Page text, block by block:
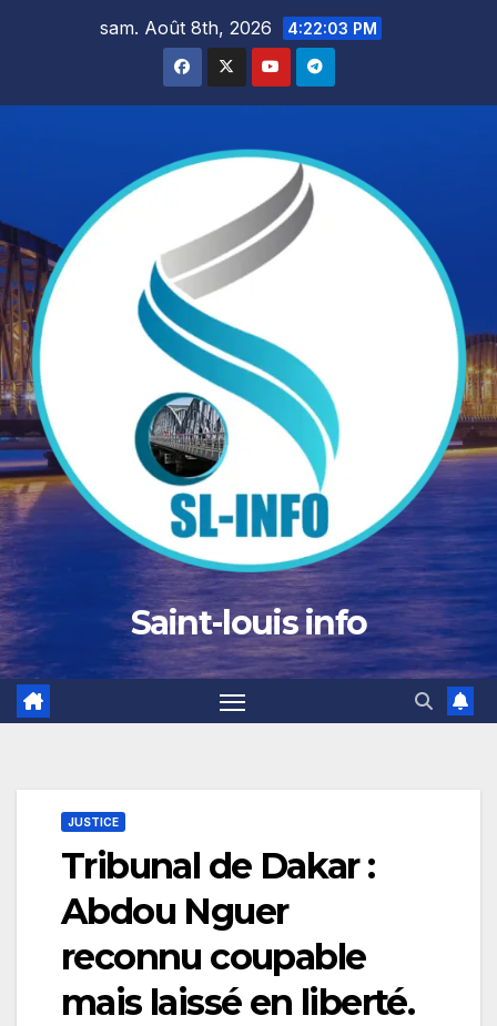
sam. Août 8th, 2026 4:22:04 PM
Saint-louis info
JUSTICE
Tribunal de Dakar :
Abdou Nguer
reconnu coupable
mais laissé en liberté.